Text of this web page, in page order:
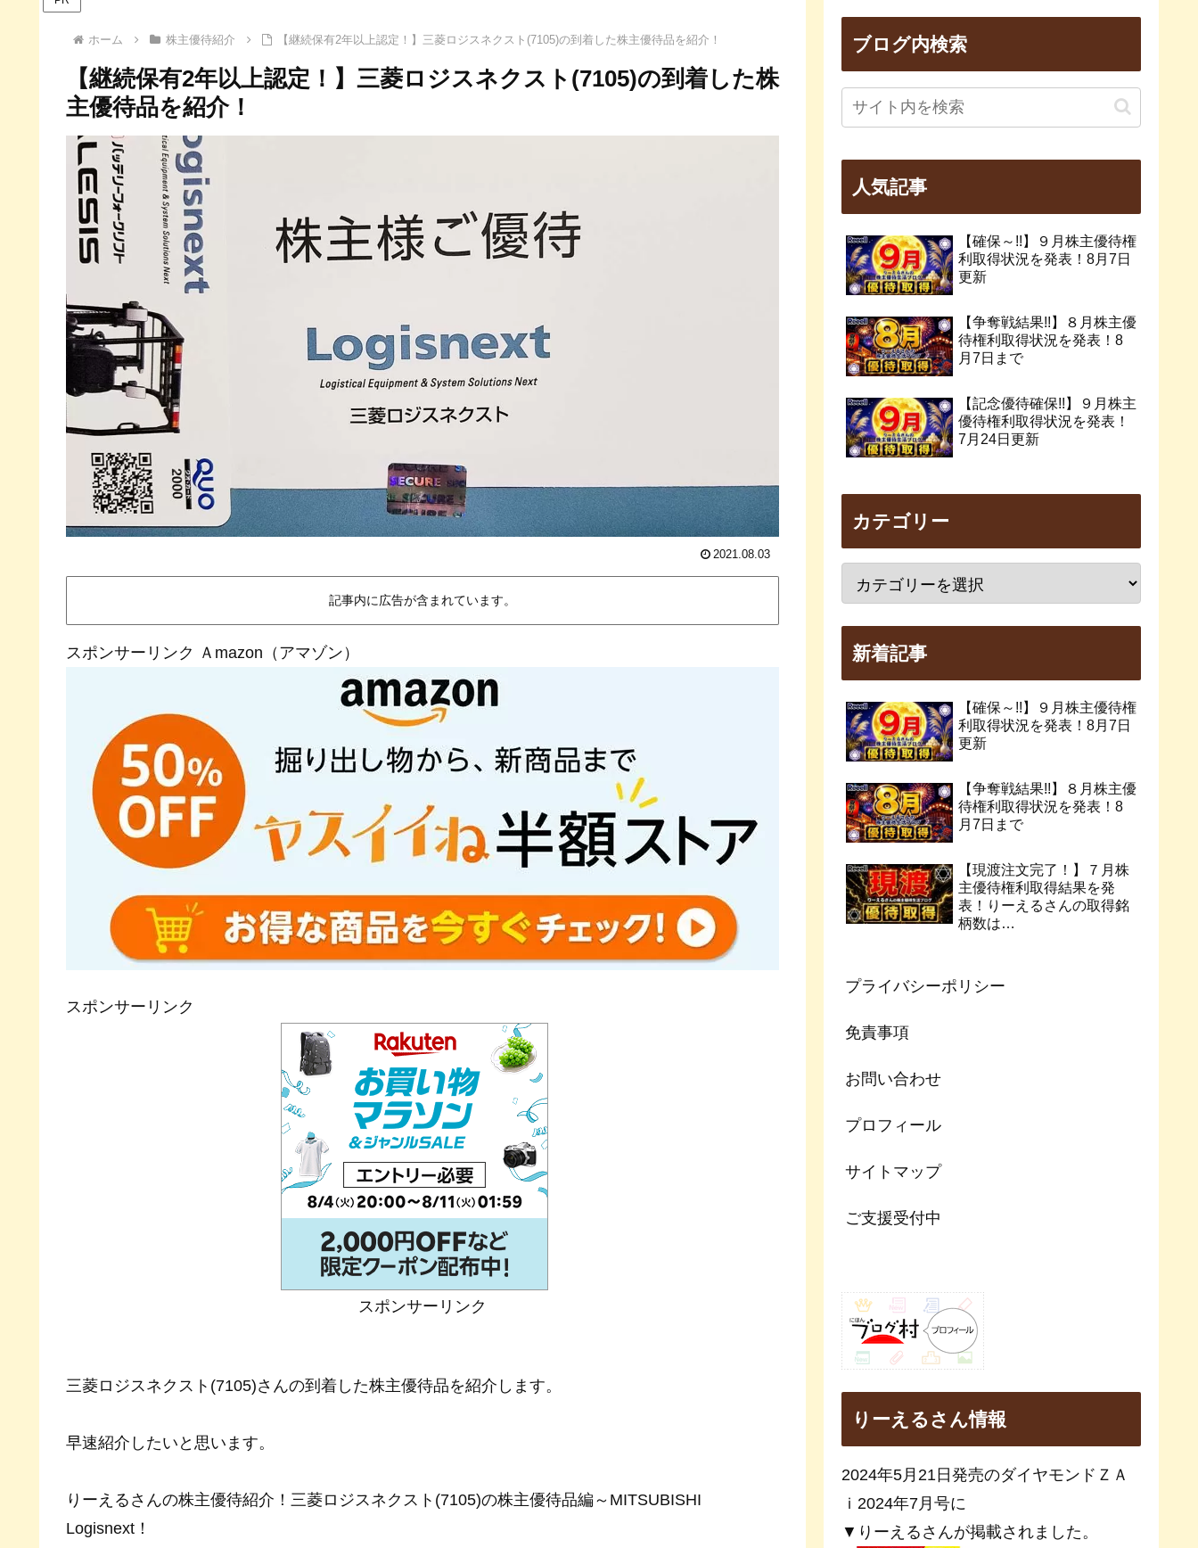
ホーム 株主優待紹介 【継続保有2年以上認定！】三菱ロジスネクスト(7105)の到着した株主優待品を紹介！
【継続保有2年以上認定！】三菱ロジスネクスト(7105)の到着した株
主優待品を紹介！
2021.08.03
記事内に広告が含まれています。
スポンサーリンク Ａmazon（アマゾン）
スポンサーリンク
スポンサーリンク
三菱ロジスネクスト(7105)さんの到着した株主優待品を紹介します。
早速紹介したいと思います。
りーえるさんの株主優待紹介！三菱ロジスネクスト(7105)の株主優待品編～MITSUBISHI
Logisnext！
ブログ内検索
人気記事
【確保～!!】９月株主優待権
利取得状況を発表！8月7日
更新
【争奪戦結果!!】８月株主優
待権利取得状況を発表！8
月7日まで
【記念優待確保!!】９月株主
優待権利取得状況を発表！
7月24日更新
カテゴリー
新着記事
【確保～!!】９月株主優待権
利取得状況を発表！8月7日
更新
【争奪戦結果!!】８月株主優
待権利取得状況を発表！8
月7日まで
【現渡注文完了！】７月株
主優待権利取得結果を発
表！りーえるさんの取得銘
柄数は…
プライバシーポリシー
免責事項
お問い合わせ
プロフィール
サイトマップ
ご支援受付中
りーえるさん情報
2024年5月21日発売のダイヤモンドＺＡ
ｉ2024年7月号に
▼りーえるさんが掲載されました。